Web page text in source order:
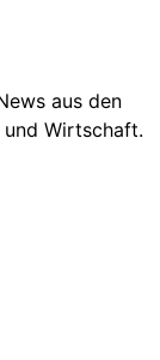
aus den
und Wirtschaft.